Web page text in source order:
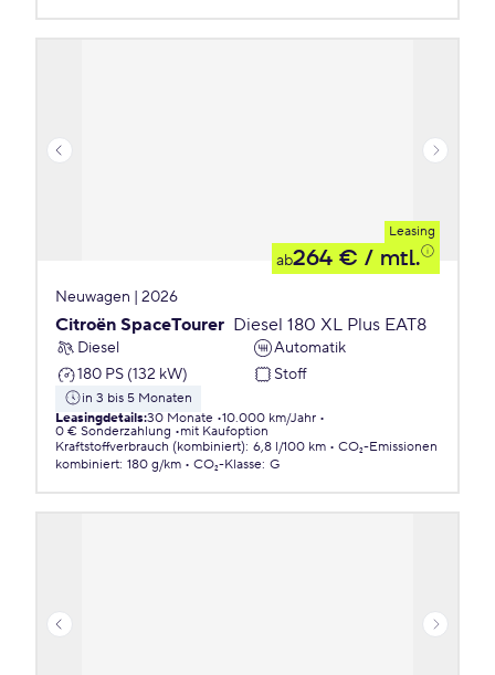
Leasing
ab264 € / mtl.
Neuwagen | 2026
Citroën SpaceTourer Diesel 180 XL Plus EAT8
Diesel
Automatik
180 PS (132 kW)
Stoff
in 3 bis 5 Monaten
Leasingdetails:30 Monate 10.000 km/Jahr
0 € Sonderzahlung
mit Kaufoption
Kraftstoffverbrauch (kombiniert): 6,8 l/100 km
CO₂-Emissionen
kombiniert: 180 g/km CO₂-Klasse: G